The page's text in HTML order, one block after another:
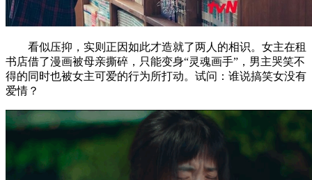
看似压抑，实则正因如此才造就了两人的相识。女主在租
书店借了漫画被母亲撕碎，只能变身“灵魂画手”，男主哭笑不
得的同时也被女主可爱的行为所打动。试问：谁说搞笑女没有
爱情？